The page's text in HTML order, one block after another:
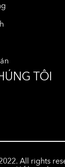
TÔI
All rights